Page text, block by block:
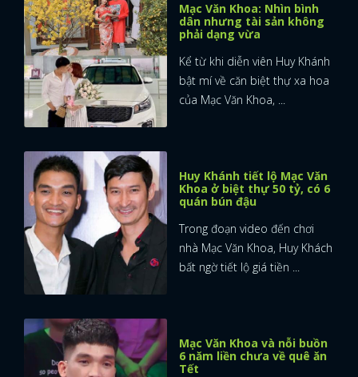
Mạc Văn Khoa: Nhìn bình
dân nhưng tài sản không
phải dạng vừa
Kể từ khi diễn viên Huy Khánh
bật mí về căn biệt thự xa hoa
của Mạc Văn Khoa, ...
Huy Khánh tiết lộ Mạc Văn
Khoa ở biệt thự 50 tỷ, có 6
quán bún đậu
Trong đoạn video đến chơi
nhà Mạc Văn Khoa, Huy Khách
bất ngờ tiết lộ giá tiền ...
Mạc Văn Khoa và nỗi buồn
6 năm liền chưa về quê ăn
Tết